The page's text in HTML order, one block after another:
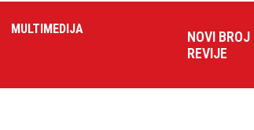
MULTIMEDIJA
NOVI BROJ
REVIJE